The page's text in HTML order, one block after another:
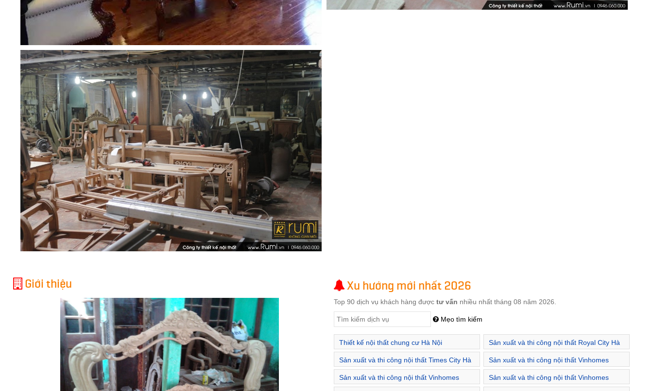
Giới thiệu Xu hướng mới nhất 2026
Top 90 dịch vụ khách hàng được tư vấn nhiều nhất tháng 08 năm 2026.
Mẹo tìm kiếm
Thiết kế nội thất chung cư Hà Nội
Sản xuất và thi công nội thất Royal City Hà
Nội
Sản xuất và thi công nội thất Times City Hà
Nội
Sản xuất và thi công nội thất Vinhomes
Gardenia Hà Nội
Sản xuất và thi công nội thất Vinhomes
Green Bay Hà Nội
Sản xuất và thi công nội thất Vinhomes
Metropolis Hà Nội